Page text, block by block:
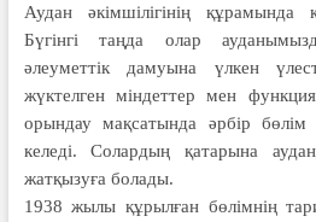
Аудан әкімшілігінің құрамында
Бүгінгі таңда олар
әлеуметтік дамуына үлкен
жүктелген міндеттер мен
орындау мақсатында әрбір
келеді. Солардың қатарына
жатқызуға болады.
1938 жылы құрылған бөлімнің